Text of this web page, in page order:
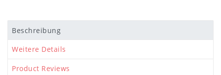
Beschreibung
Weitere Details
Product Reviews